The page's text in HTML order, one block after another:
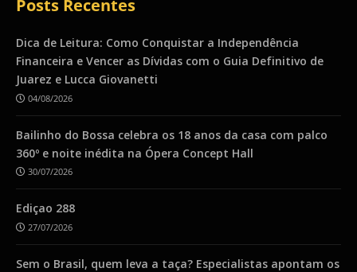
Posts Recentes
Dica de Leitura: Como Conquistar a Independência
Financeira e Vencer as Dívidas com o Guia Definitivo de
Juarez e Lucca Giovanetti
04/08/2026
Bailinho do Bossa celebra os 18 anos da casa com palco
360º e noite inédita na Ópera Concept Hall
30/07/2026
Ediçao 288
27/07/2026
Sem o Brasil, quem leva a taça? Especialistas apontam os